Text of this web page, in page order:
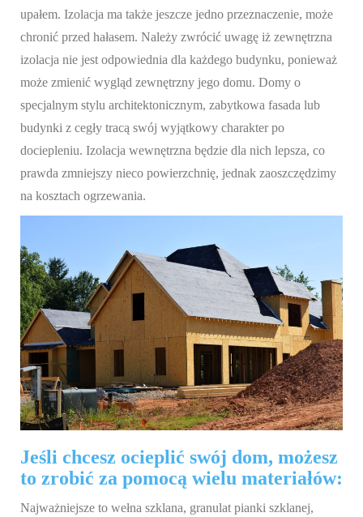
upałem. Izolacja ma także jeszcze jedno przeznaczenie, może
chronić przed hałasem. Należy zwrócić uwagę iż zewnętrzna
izolacja nie jest odpowiednia dla każdego budynku, ponieważ
może zmienić wygląd zewnętrzny jego domu. Domy o
specjalnym stylu architektonicznym, zabytkowa fasada lub
budynki z cegły tracą swój wyjątkowy charakter po
dociepleniu. Izolacja wewnętrzna będzie dla nich lepsza, co
prawda zmniejszy nieco powierzchnię, jednak zaoszczędzimy
na kosztach ogrzewania.
Jeśli chcesz ocieplić swój dom, możesz
to zrobić za pomocą wielu materiałów:
Najważniejsze to wełna szklana, granulat pianki szklanej,